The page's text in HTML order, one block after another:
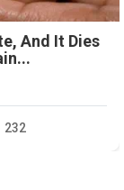
And It Dies
232